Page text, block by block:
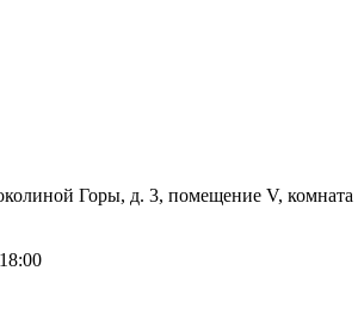
Горы, д. 3, помещение V, комната